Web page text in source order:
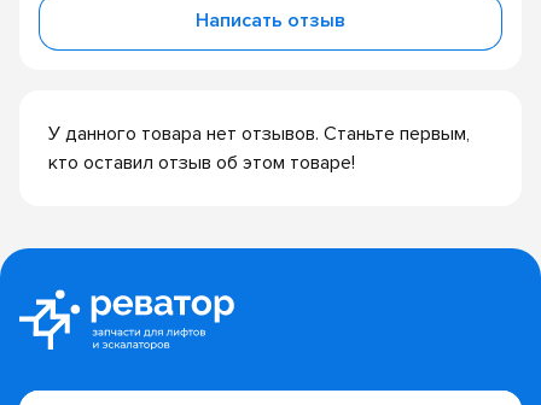
У данного товара нет отзывов. Станьте первым,
кто оставил отзыв об этом товаре!
Написать отзыв